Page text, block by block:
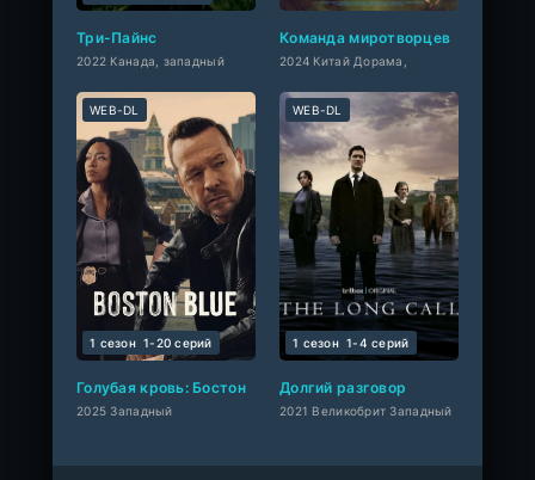
Три-Пайнс
2022 Канада, западный
Команда миротворцев
2024 Китай Дорама,
Голубая кровь: Бостон
2025 Западный
WEB-DL
1 сезон 1-20 cерий
Долгий разговор
2021 Великобрит Западный
WEB-DL
1 сезон 1-4 cерий